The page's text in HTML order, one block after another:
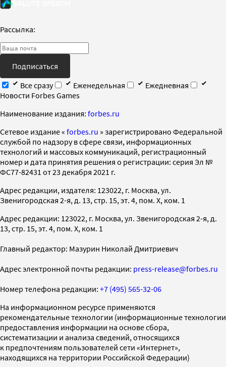
Рассылка:
Подписаться
Все сразу
Еженедельная
Ежедневная
Новости Forbes Games
Наименование издания: forbes.ru
Cетевое издание « forbes.ru » зарегистрировано Федеральной
службой по надзору в сфере связи, информационных
технологий и массовых коммуникаций, регистрационный
номер и дата принятия решения о регистрации: серия Эл №
ФС77-82431 от 23 декабря 2021 г.
Адрес редакции, издателя: 123022, г. Москва, ул.
Звенигородская 2-я, д. 13, стр. 15, эт. 4, пом. X, ком. 1
Адрес редакции: 123022, г. Москва, ул. Звенигородская 2-я, д.
13, стр. 15, эт. 4, пом. X, ком. 1
Главный редактор: Мазурин Николай Дмитриевич
Адрес электронной почты редакции: press-release@forbes.ru
Номер телефона редакции: +7 (495) 565-32-06
На информационном ресурсе применяются
рекомендательные технологии (информационные технологии
предоставления информации на основе сбора,
систематизации и анализа сведений, относящихся
к предпочтениям пользователей сети «Интернет»,
находящихся на территории Российской Федерации)